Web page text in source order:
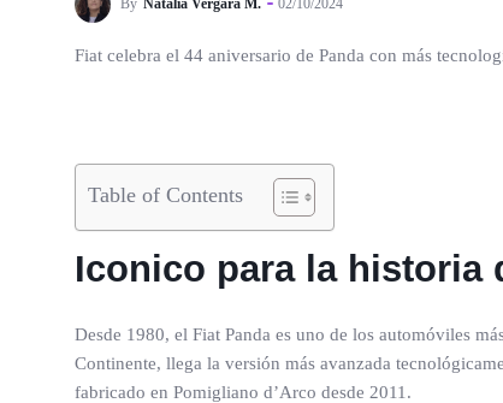
Fiat celebra el 44 aniversario de Panda con más
Table of Contents
Iconico para la historia
Desde 1980, el Fiat Panda es uno de los automóviles
Continente, llega la versión más avanzada
fabricado en Pomigliano d’Arco desde 2011.